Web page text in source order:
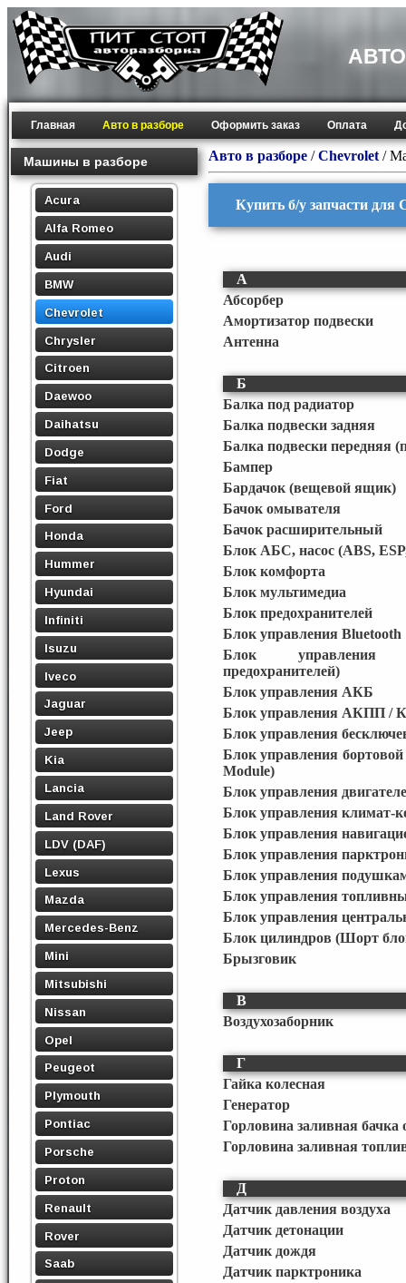
Главная Авто в разборе Оформить заказ Оплата
Машины в разборе
Acura
Alfa Romeo
Audi
BMW
Chevrolet
Chrysler
Citroen
Daewoo
Daihatsu
Dodge
Fiat
Ford
Honda
Hummer
Hyundai
Infiniti
Isuzu
Iveco
Jaguar
Jeep
Kia
Lancia
Land Rover
LDV (DAF)
Lexus
Mazda
Mercedes-Benz
Mini
Mitsubishi
Nissan
Opel
Peugeot
Plymouth
Pontiac
Porsche
Proton
Renault
Rover
Saab
Авто в разборе /Chevrolet /
Купить б/у запчасти для
А
Абсорбер
Амортизатор подвески
Антенна
Б
Балка под радиатор
Балка подвески задняя
Балка подвески передняя
Бампер
Бардачок (вещевой ящик)
Бачок омывателя
Бачок расширительный
Блок АБС, насос (ABS,
Блок комфорта
Блок мультимедиа
Блок предохранителей
Блок управления Bluetooth
Блок
предохранителей)
Блок управления АКБ
Блок управления АКПП /
Блок управления
Блок управления
Module)
Блок управления
Блок управления климат-
Блок управления
Блок управления
Блок управления
Блок управления
Блок управления
Блок цилиндров (Шорт
Брызговик
В
Воздухозаборник
Г
Гайка колесная
Генератор
Горловина заливная
Горловина заливная
Д
Датчик давления воздуха
Датчик детонации
Датчик дождя
Датчик парктроника